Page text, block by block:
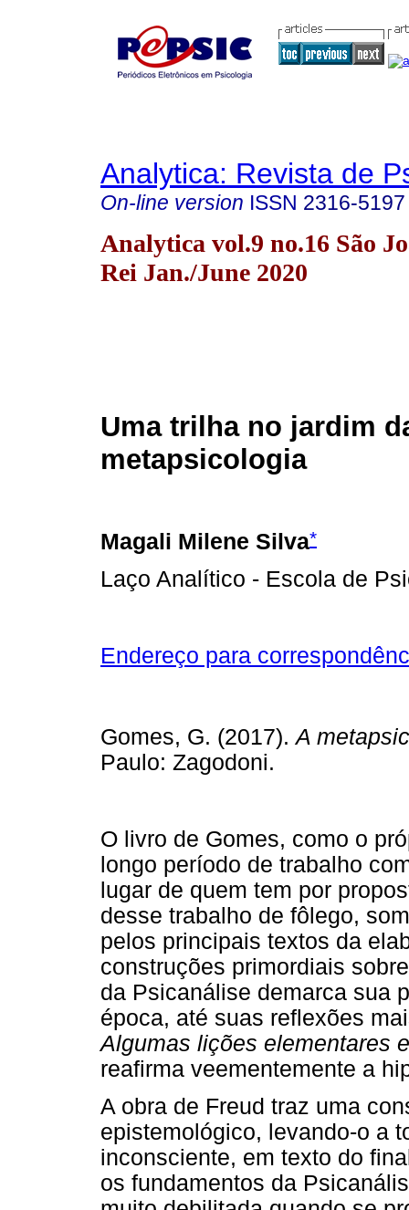
Analytica: Revista de
On-line version ISSN 2316-5197
Analytica vol.9 no.16 São
Rei Jan./June 2020
Uma trilha no jardim
metapsicologia
Magali Milene Silva*
Laço Analítico - Escola de
Endereço para
Gomes, G. (2017).A
Paulo: Zagodoni.
O livro de Gomes, como o
longo período de trabalho
lugar de quem tem por
desse trabalho de fôlego,
pelos principais textos da
construções primordiais
da Psicanálise demarca sua
época, até suas reflexões
Algumas lições elementares
reafirma veementemente a
A obra de Freud traz uma
epistemológico, levando-o a
inconsciente, em texto do
os fundamentos da